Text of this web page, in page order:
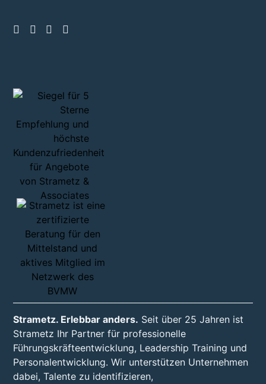
Strametz. Erlebbar anders. Seit über 25 Jahren ist
Strametz Ihr Partner für professionelle
Führungskräfteentwicklung, Leadership Training und
Personalentwicklung. Wir unterstützen Unternehmen
dabei, Talente zu identifizieren,